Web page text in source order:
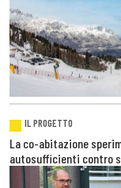
IL PROGETTO
La co-abitazione
autosufficienti contro